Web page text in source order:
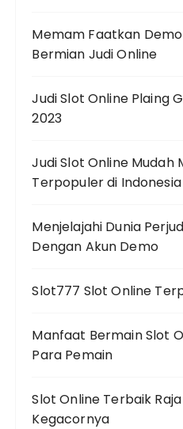
Memam Faatkan
Bermian Judi Online
Judi Slot Online Plaing
2023
Judi Slot Online Mudah
Terpopuler di Indonesia
Menjelajahi Dunia
Dengan Akun Demo
Slot777 Slot Online
Manfaat Bermain Slot
Para Pemain
Slot Online Terbaik
Kegacornya